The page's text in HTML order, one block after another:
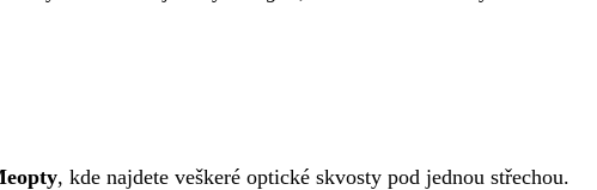
, kde najdete veškeré optické skvosty pod jednou střechou.